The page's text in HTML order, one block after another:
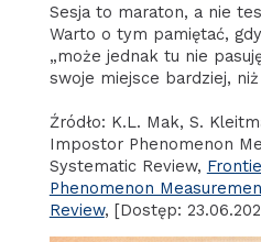
Sesja to maraton, a nie
Warto o tym pamiętać,
„może jednak tu nie
swoje miejsce bardziej,
Źródło: K.L. Mak, S.
Impostor Phenomenon
Systematic Review,
Phenomenon
Review, [Dostęp: